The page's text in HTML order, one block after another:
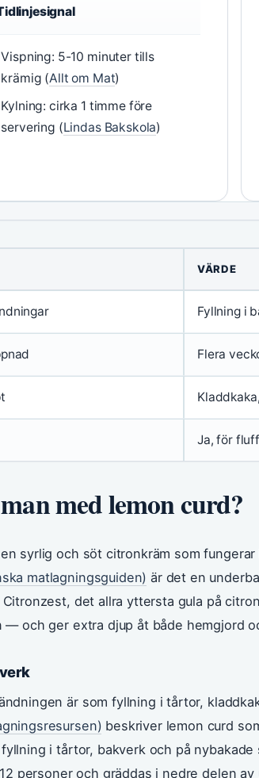
Vispning: 5-10 minuter tills
krämig (Allt om Mat)
Kylning: cirka 1 timme före
servering (Lindas Bakskola)
VÄRDE
Fyllning i
Flera
Ja, för
med lemon curd?
syrlig och söt citronkräm som
matlagningsguiden) är det en
det allra yttersta gula på
— och ger extra djup åt både hemgjord
är som fyllning i tårtor,
beskriver lemon curd
i tårtor, bakverk och på
personer och gräddas i nedre delen